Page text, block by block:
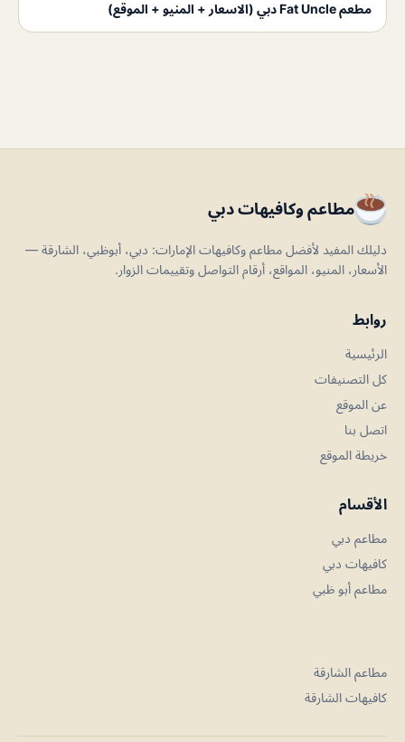
مطعم Fat Uncle دبي (الاسعار + المنيو + الموقع)
مطاعم وكافيهات دبي
دليلك المفيد لأفضل مطاعم وكافيهات الإمارات: دبي، أبوظبي، الشارقة —
الأسعار، المنيو، المواقع، أرقام التواصل وتقييمات الزوار.
روابط
الرئيسية
كل التصنيفات
عن الموقع
اتصل بنا
خريطة الموقع
الأقسام
مطاعم دبي
كافيهات دبي
مطاعم أبو ظبي
مطاعم الشارقة
كافيهات الشارقة